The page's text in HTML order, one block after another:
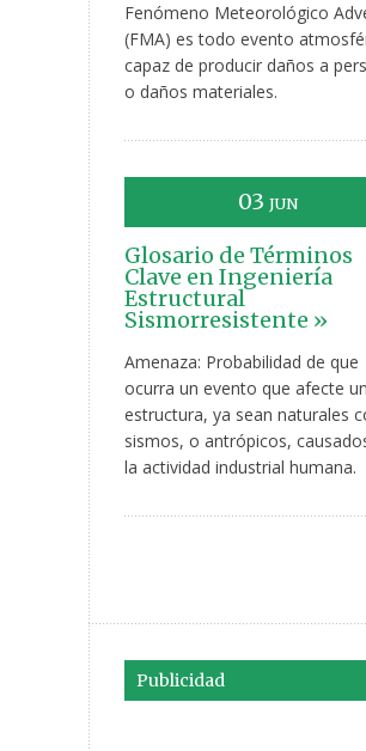
Fenómeno Meteorológico
(FMA) es todo evento
capaz de producir daños a
o daños materiales.
03 JUN
Glosario de Términos
Clave en Ingeniería
Estructural
Sismorresistente »
Amenaza: Probabilidad de que
ocurra un evento que afecte
estructura, ya sean naturales
sismos, o antrópicos,
la actividad industrial humana.
Publicidad